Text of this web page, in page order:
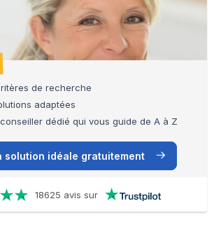
de recherche
adaptées
dédié qui vous guide de A à Z
solution idéale gratuitement
18625 avis sur